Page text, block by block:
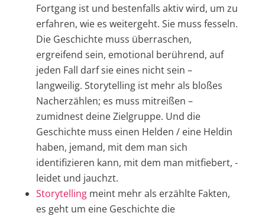
Fortgang ist und bestenfalls aktiv wird, um zu
erfahren, wie es weitergeht. Sie muss fesseln.
Die Geschichte muss überraschen,
ergreifend sein, emotional berührend, auf
jeden Fall darf sie eines nicht sein –
langweilig. Storytelling ist mehr als bloßes
Nacherzählen; es muss mitreißen –
zumidnest deine Zielgruppe. Und die
Geschichte muss einen Helden / eine Heldin
haben, jemand, mit dem man sich
identifizieren kann, mit dem man mitfiebert, -
leidet und jauchzt.
Storytellingmeint mehr als erzählte Fakten,
es geht um eine Geschichte die